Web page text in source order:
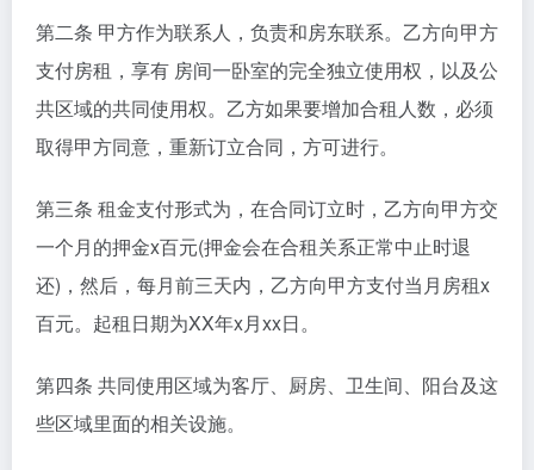
第二条 甲方作为联系人，负责和房东联系。乙方向甲方
支付房租，享有 房间一卧室的完全独立使用权，以及公
共区域的共同使用权。乙方如果要增加合租人数，必须
取得甲方同意，重新订立合同，方可进行。
第三条 租金支付形式为，在合同订立时，乙方向甲方交
一个月的押金x百元(押金会在合租关系正常中止时退
还)，然后，每月前三天内，乙方向甲方支付当月房租x
百元。起租日期为XX年x月xx日。
第四条 共同使用区域为客厅、厨房、卫生间、阳台及这
些区域里面的相关设施。